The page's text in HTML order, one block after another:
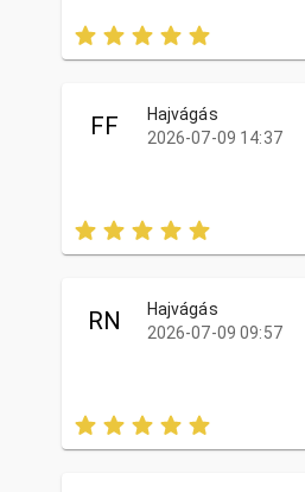
FF
Hajvágás
2026-07-09 14:37
RN
Hajvágás
2026-07-09 09:57